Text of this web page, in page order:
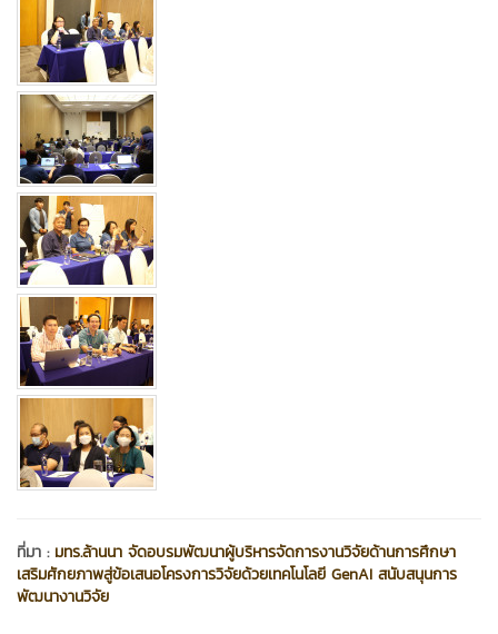
ที่มา : มทร.ล้านนา จัดอบรมพัฒนาผู้บริหารจัดการงานวิจัยด้านการศึกษา
เสริมศักยภาพสู่ข้อเสนอโครงการวิจัยด้วยเทคโนโลยี GenAI สนับสนุนการ
พัฒนางานวิจัย